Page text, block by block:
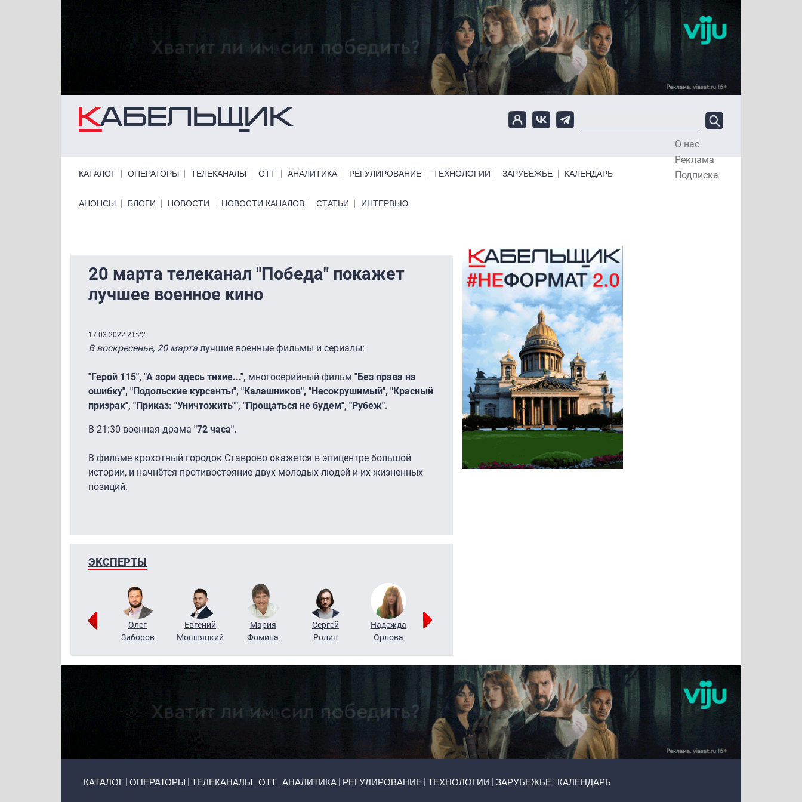
О нас
Реклама
Подписка
КАТАЛОГ ОПЕРАТОРЫ ТЕЛЕКАНАЛЫ ОТТ АНАЛИТИКА РЕГУЛИРОВАНИЕ ТЕХНОЛОГИИ ЗАРУБЕЖЬЕ КАЛЕНДАРЬ
Primary links bottom
АНОНСЫ БЛОГИ НОВОСТИ НОВОСТИ КАНАЛОВ СТАТЬИ ИНТЕРВЬЮ
20 марта телеканал "Победа" покажет
лучшее военное кино
17.03.2022 21:22
В воскресенье, 20 марта лучшие военные фильмы и сериалы:
"Герой 115", "А зори здесь тихие...", многосерийный фильм "Без права на
ошибку", "Подольские курсанты", "Калашников", "Несокрушимый", "Красный
призрак", "Приказ: "Уничтожить"", "Прощаться не будем", "Рубеж".
В 21:30 военная драма "72 часа".
В фильме крохотный городок Ставрово окажется в эпицентре большой
истории, и начнётся противостояние двух молодых людей и их жизненных
позиций.
ЭКСПЕРТЫ
Григорий
Олег
Зиборов
Евгений
Мошняцкий
Мария
Фомина
Сергей
Ролин
Надежда
Орлова
КАТАЛОГ ОПЕРАТОРЫ ТЕЛЕКАНАЛЫ ОТТ АНАЛИТИКА РЕГУЛИРОВАНИЕ ТЕХНОЛОГИИ ЗАРУБЕЖЬЕ КАЛЕНДАРЬ